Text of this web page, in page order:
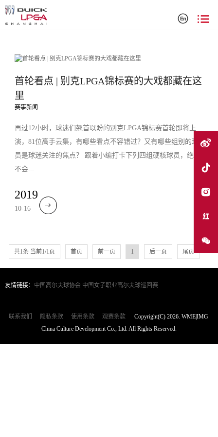
首轮看点 | 别克LPGA锦标赛的大戏都藏在这
里
赛事新闻
再过12小时，球迷们翘首以盼的别克LPGA锦标赛首轮即将上
演，81位高手云集，有哪些看点不容错过？又有哪些组别的球
员是球迷关注的焦点？ 跟着小编打卡下列四组硬核球员，绝对
不会...
2019
10-16
共1条 当前1/1页 首页 前一页 1 后一页 尾页
友情链接： 中国高尔夫球协会 中国女子职业高尔夫球巡回赛
联系我们 隐私条款 使用条款 观赛条款
Copyright(C) 2026. WME|IMG
China Culture Development Co., Ltd. All Rights Reserved.